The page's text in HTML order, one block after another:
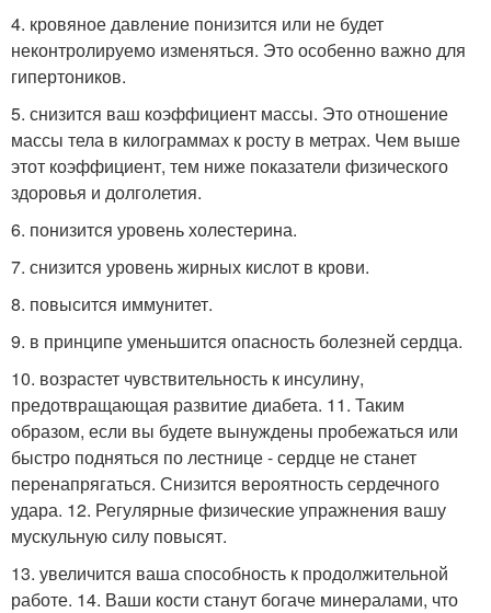
4. кровяное давление понизится или не будет
неконтролируемо изменяться. Это особенно важно для
гипертоников.
5. снизится ваш коэффициент массы. Это отношение
массы тела в килограммах к росту в метрах. Чем выше
этот коэффициент, тем ниже показатели физического
здоровья и долголетия.
6. понизится уровень холестерина.
7. снизится уровень жирных кислот в крови.
8. повысится иммунитет.
9. в принципе уменьшится опасность болезней сердца.
10. возрастет чувствительность к инсулину,
предотвращающая развитие диабета. 11. Таким
образом, если вы будете вынуждены пробежаться или
быстро подняться по лестнице - сердце не станет
перенапрягаться. Снизится вероятность сердечного
удара. 12. Регулярные физические упражнения вашу
мускульную силу повысят.
13. увеличится ваша способность к продолжительной
работе. 14. Ваши кости станут богаче минералами, что